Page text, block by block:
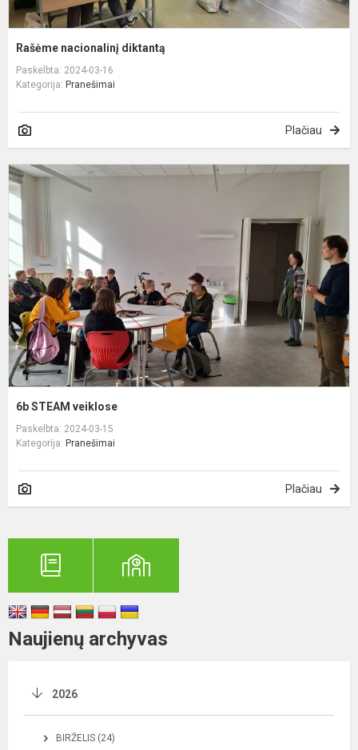
Rašėme nacionalinį diktantą
Paskelbta: 2024-03-16
Kategorija: Pranešimai
Plačiau
6b STEAM veiklose
Paskelbta: 2024-03-15
Kategorija: Pranešimai
Plačiau
Naujienų archyvas
2026
BIRŽELIS (24)